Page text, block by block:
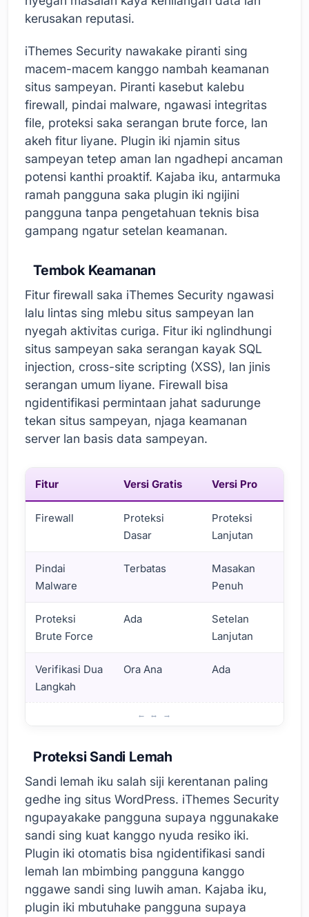
kerusakan reputasi.
iThemes Security nawakake piranti sing
macem-macem kanggo nambah keamanan
situs sampeyan. Piranti kasebut kalebu
firewall, pindai malware, ngawasi integritas
file, proteksi saka serangan brute force, lan
akeh fitur liyane. Plugin iki njamin situs
sampeyan tetep aman lan ngadhepi ancaman
potensi kanthi proaktif. Kajaba iku, antarmuka
ramah pangguna saka plugin iki ngijini
pangguna tanpa pengetahuan teknis bisa
gampang ngatur setelan keamanan.
Tembok Keamanan
Fitur firewall saka iThemes Security ngawasi
lalu lintas sing mlebu situs sampeyan lan
nyegah aktivitas curiga. Fitur iki nglindhungi
situs sampeyan saka serangan kayak SQL
injection, cross-site scripting (XSS), lan jinis
serangan umum liyane. Firewall bisa
ngidentifikasi permintaan jahat sadurunge
tekan situs sampeyan, njaga keamanan
server lan basis data sampeyan.
Fitur Versi Gratis Versi Pro
Firewall
Proteksi
Dasar
Proteksi
Lanjutan
Pindai
Malware
Terbatas
Masakan
Penuh
Proteksi
Brute Force
Ada
Setelan
Lanjutan
Verifikasi Dua
Langkah
Ora Ana Ada
Proteksi Sandi Lemah
Sandi lemah iku salah siji kerentanan paling
gedhe ing situs WordPress. iThemes Security
ngupayakake pangguna supaya nggunakake
sandi sing kuat kanggo nyuda resiko iki.
Plugin iki otomatis bisa ngidentifikasi sandi
lemah lan mbimbing pangguna kanggo
nggawe sandi sing luwih aman. Kajaba iku,
plugin iki mbutuhake pangguna supaya